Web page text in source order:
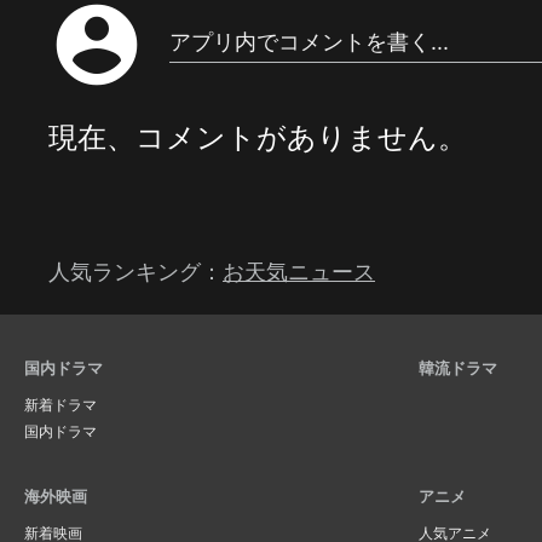
account_circle アプリ内でコメントを書く...
現在、コメントがありません。
人気ランキング： お天気ニュース
国内ドラマ
新着ドラマ
国内ドラマ
韓流ドラマ
海外映画
新着映画
アニメ
人気アニメ